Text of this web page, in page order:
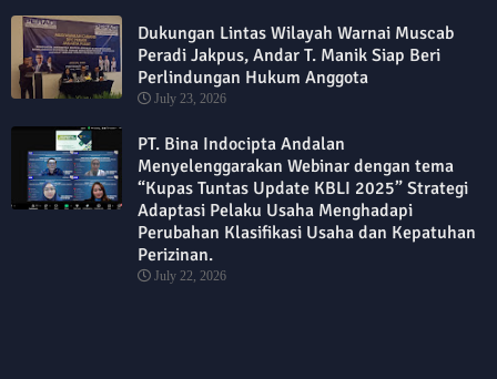
Dukungan Lintas Wilayah Warnai Muscab
Peradi Jakpus, Andar T. Manik Siap Beri
Perlindungan Hukum Anggota
July 23, 2026
PT. Bina Indocipta Andalan
Menyelenggarakan Webinar dengan tema
“Kupas Tuntas Update KBLI 2025” Strategi
Adaptasi Pelaku Usaha Menghadapi
Perubahan Klasifikasi Usaha dan Kepatuhan
Perizinan.
July 22, 2026